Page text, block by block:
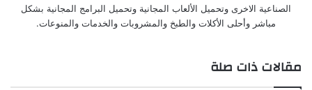
الصناعية الاخرى وتحميل الألعاب المجانية وتحميل البرامج المجانية بشكل
مباشر وأحلى الأكلات والطبخ والمشروبات والخدمات والمنوعات.
مقالات ذات صلة